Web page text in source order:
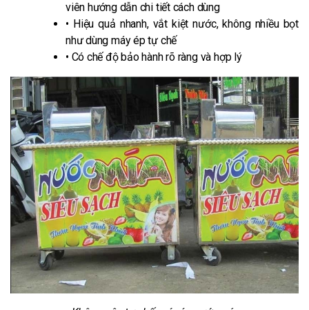
viên hướng dẫn chi tiết cách dùng
• Hiệu quả nhanh, vắt kiệt nước, không nhiều bọt
như dùng máy ép tự chế
• Có chế độ bảo hành rõ ràng và hợp lý